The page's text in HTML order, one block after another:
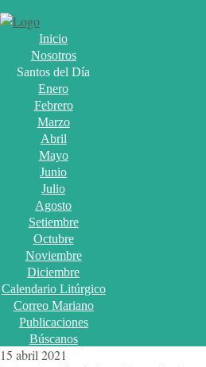
Inicio
Nosotros
Santos del Día
Enero
Febrero
Marzo
Abril
Mayo
Junio
Julio
Agosto
Setiembre
Octubre
Noviembre
Diciembre
Calendario Litúrgico
Correo Mariano
Publicaciones
Búscanos
15 abril 2021